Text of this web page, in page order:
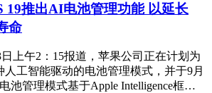
19推出AI电池管理功能 以延长
命
上午2：15报道，苹果公司正在计划为
人工智能驱动的电池管理模式，并于9月
池管理模式基于Apple Intelligence框…